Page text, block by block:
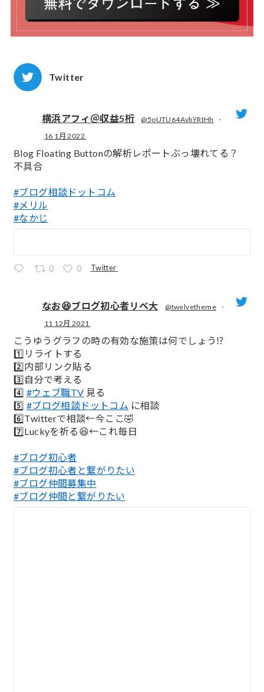
Twitter
横浜アフィ＠収益5桁 @5oUTU64AvbYRtHh
·
16 1月 2022
Blog Floating Buttonの解析レポートぶっ壊れてる？
不具合
#ブログ相談ドットコム
#メリル
#なかじ
0 0 Twitter
なお😆ブログ初心者リベ大 @twelvetheme
·
11 12月 2021
こうゆうグラフの時の有効な施策は何でしょう⁉️
1️⃣リライトする
2️⃣内部リンク貼る
3️⃣自分で考える
4️⃣ #ウェブ職TV 見る
5️⃣ #ブログ相談ドットコム に相談
6️⃣Twitterで相談←今ここ🤣
7️⃣Luckyを祈る😆←これ毎日
#ブログ初心者
#ブログ初心者と繋がりたい
#ブログ仲間募集中
#ブログ仲間と繋がりたい